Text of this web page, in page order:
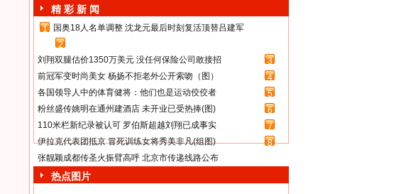
精 彩 新 闻
1
国奥18人名单调整 沈龙元最后时刻复活顶替吕建军
2
刘翔双腿估价1350万美元 没任何保险公司敢接招
3
前冠军变时尚美女 杨扬不拒老外公开索吻（图）
4
各国领导人中的体育健将：他们也是运动佼佼者
5
粉丝盛传姚明在通州建酒店 未开业已受热捧(图)
6
110米栏新纪录被认可 罗伯斯超越刘翔已成事实
7
伊拉克代表团抵京 冒死训练女将秀美非凡(组图)
8
张靓颖成都传圣火振臂高呼 北京市传递线路公布
热点图片